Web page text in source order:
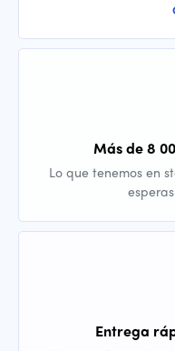
Más de 8
Lo que tenemos en
Entrega